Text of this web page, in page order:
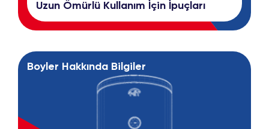
Uzun Ömürlü Kullanım İçin İpuçları
Boyler Hakkında Bilgiler